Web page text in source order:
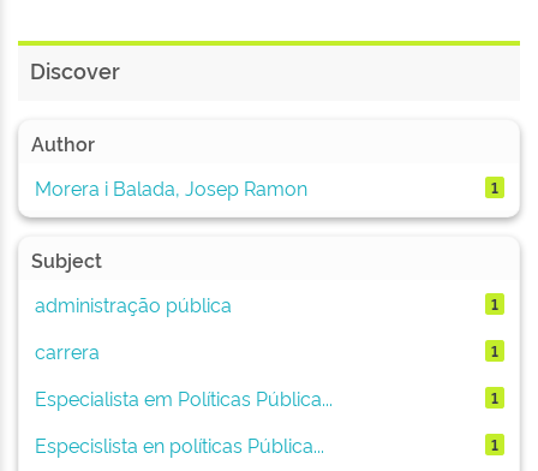
Discover
Author
Morera i Balada, Josep Ramon
1
Subject
administração pública
1
carrera 1
Especialista em Políticas Pública... 1
Especislista en políticas Pública... 1